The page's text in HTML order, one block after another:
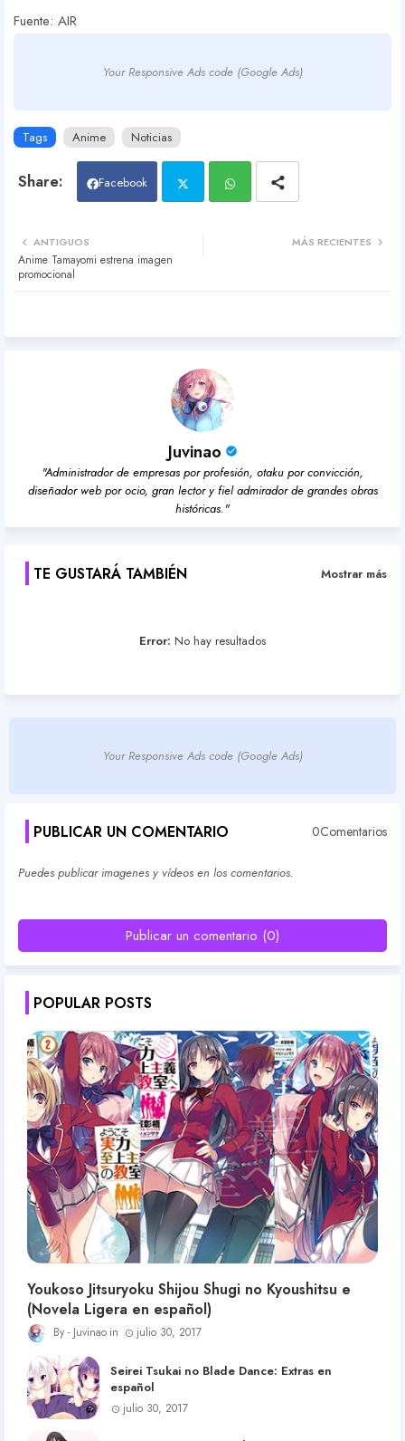
Fuente: AIR
Your Responsive Ads code (Google Ads)
Tags Anime Noticias
Facebook
MÁS RECIENTES
ANTIGUOS
Anime Tamayomi estrena imagen
promocional
Juvinao
"Administrador de empresas por profesión, otaku por convicción,
diseñador web por ocio, gran lector y fiel admirador de grandes obras
históricas."
TE GUSTARÁ TAMBIÉN Mostrar más
Error: No hay resultados
Your Responsive Ads code (Google Ads)
PUBLICAR UN COMENTARIO 0Comentarios
Puedes publicar imagenes y vídeos en los comentarios.
Publicar un comentario (0)
POPULAR POSTS
Youkoso Jitsuryoku Shijou Shugi no Kyoushitsu e
(Novela Ligera en español)
Juvinao julio 30, 2017
Seirei Tsukai no Blade Dance: Extras en
español
julio 30, 2017